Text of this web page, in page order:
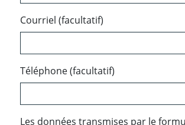
Courriel (facultatif)
Téléphone (facultatif)
Les données transmises par le